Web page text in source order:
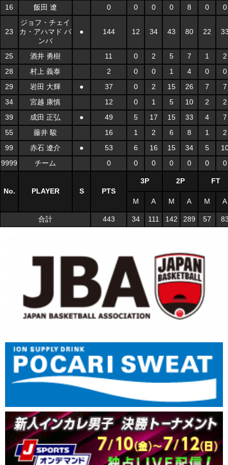
16 飯田 遼 0 0 0 0 8 0 0
23
ジョフ・チェイ
カ・アハマド バ
ンバ
● 144 12 34 43 80 22
25 酒井 勇樹 11 0 2 5 7 1
2
28
村上 義泰 2 0 0 1 4 0
0
29
岩田 大輝 ● 37 0 2 15 26 7
7
34
宮越 康慎 12 0 1 5 10 2
2
39
成田 正弘 ● 49 5 17 15 33 4
7
55
藤井 駿 16 1 2 6 8 1
2
99
赤石 遼介 ● 53 6 16 15 34 5
9999
チーム 0 0 0 0 0 0 0
No. PLAYER S PTS
3P 2P FT
M A M A M A
合計 443 34 111 142 289 57